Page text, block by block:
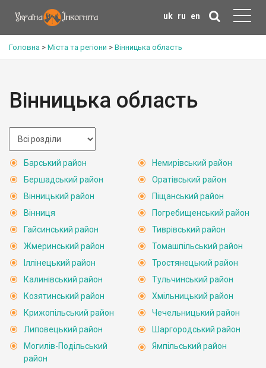
uk ru en
Головна > Міста та регіони > Вінницька область
Вінницька область
Барський район
Бершадський район
Вінницький район
Вінниця
Гайсинський район
Жмеринський район
Іллінецький район
Калинівський район
Козятинський район
Крижопільський район
Липовецький район
Могилів-Подільський
район
Немирівський район
Оратівський район
Піщанський район
Погребищенський район
Тиврівський район
Томашпільський район
Тростянецький район
Тульчинський район
Хмільницький район
Чечельницький район
Шаргородський район
Ямпільський район